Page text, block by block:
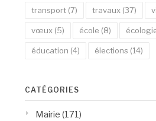
transport (7) travaux (37)
vœux (5) école (8)
éducation (4) élections (14)
CATÉGORIES
Mairie (171)